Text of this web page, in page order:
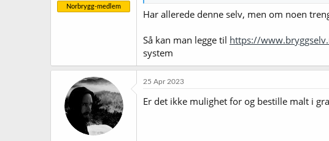
Norbrygg-medlem
Har allerede denne selv, men om noen
Så kan man legge til https://
system
25 Apr 2023
Er det ikke mulighet for og bestille malt i